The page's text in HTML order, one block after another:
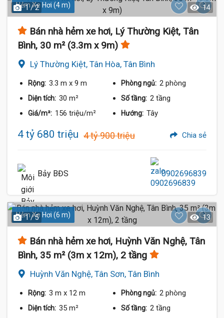
Hẻm Xe Hơi (4 m)
1 / 2 14
Bán nhà hẻm xe hơi, Lý Thường Kiệt, Tân
Bình, 30 m² (3.3m x 9m)
Lý Thường Kiệt, Tân Hòa, Tân Bình
Rộng: 3.3 m x 9 m Phòng ngủ: 2 phòng
Diện tích: 30 m² Số tầng: 2 tầng
Giá/m²: 156 triệu/m² Hướng: Tây
4 tỷ 680 triệu 4 tỷ 900 triệu Chia sẻ
Bảy BĐS 0902696839
Hẻm Xe Hơi (6 m)
1 / 5 13
Bán nhà hẻm xe hơi, Huỳnh Văn Nghệ, Tân
Bình, 35 m² (3m x 12m), 2 tầng
Huỳnh Văn Nghệ, Tân Sơn, Tân Bình
Rộng: 3 m x 12 m Phòng ngủ: 2 phòng
Diện tích: 35 m² Số tầng: 2 tầng